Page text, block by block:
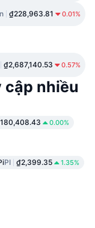
₫228,963.81 0.01%
₫2,687,140.53 0.57%
nhiều
0.00%
PI ₫2,399.35 1.35%